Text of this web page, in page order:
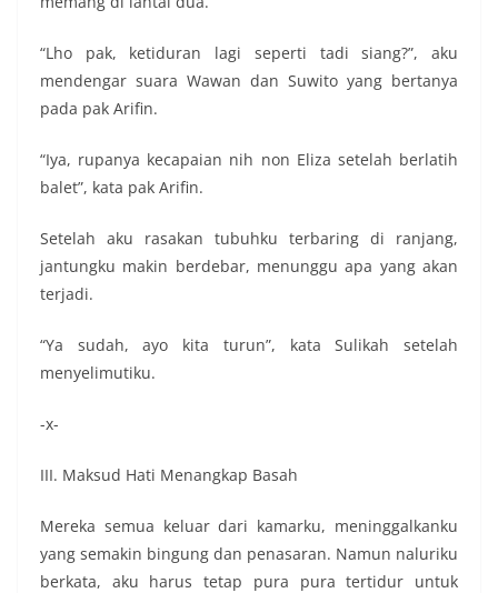
“Lho pak, ketiduran lagi seperti tadi siang?”, aku
mendengar suara Wawan dan Suwito yang bertanya
pada pak Arifin.
“Iya, rupanya kecapaian nih non Eliza setelah berlatih
balet”, kata pak Arifin.
Setelah aku rasakan tubuhku terbaring di ranjang,
jantungku makin berdebar, menunggu apa yang akan
terjadi.
“Ya sudah, ayo kita turun”, kata Sulikah setelah
menyelimutiku.
-x-
III. Maksud Hati Menangkap Basah
Mereka semua keluar dari kamarku, meninggalkanku
yang semakin bingung dan penasaran. Namun naluriku
berkata, aku harus tetap pura pura tertidur untuk